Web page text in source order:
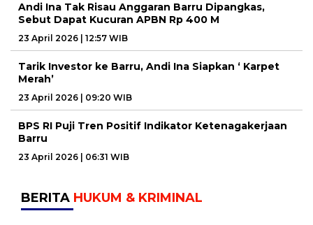
Andi Ina Tak Risau Anggaran Barru Dipangkas,
Sebut Dapat Kucuran APBN Rp 400 M
23 April 2026 | 12:57 WIB
Tarik Investor ke Barru, Andi Ina Siapkan ‘ Karpet
Merah’
23 April 2026 | 09:20 WIB
BPS RI Puji Tren Positif Indikator Ketenagakerjaan
Barru
23 April 2026 | 06:31 WIB
BERITA HUKUM & KRIMINAL